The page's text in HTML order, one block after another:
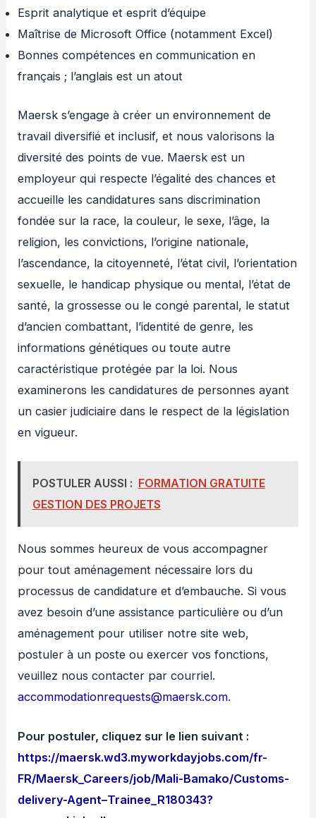
Esprit analytique et esprit d’équipe
Maîtrise de Microsoft Office (notamment Excel)
Bonnes compétences en communication en
français ; l’anglais est un atout
Maersk s’engage à créer un environnement de
travail diversifié et inclusif, et nous valorisons la
diversité des points de vue. Maersk est un
employeur qui respecte l’égalité des chances et
accueille les candidatures sans discrimination
fondée sur la race, la couleur, le sexe, l’âge, la
religion, les convictions, l’origine nationale,
l’ascendance, la citoyenneté, l’état civil, l’orientation
sexuelle, le handicap physique ou mental, l’état de
santé, la grossesse ou le congé parental, le statut
d’ancien combattant, l’identité de genre, les
informations génétiques ou toute autre
caractéristique protégée par la loi. Nous
examinerons les candidatures de personnes ayant
un casier judiciaire dans le respect de la législation
en vigueur.
POSTULER AUSSI : FORMATION GRATUITE
GESTION DES PROJETS
Nous sommes heureux de vous accompagner
pour tout aménagement nécessaire lors du
processus de candidature et d’embauche. Si vous
avez besoin d’une assistance particulière ou d’un
aménagement pour utiliser notre site web,
postuler à un poste ou exercer vos fonctions,
veuillez nous contacter par courriel.
accommodationrequests@maersk.com.
Pour postuler, cliquez sur le lien suivant :
https://maersk.wd3.myworkdayjobs.com/fr-
FR/Maersk_Careers/job/Mali-Bamako/Customs-
delivery-Agent–Trainee_R180343?